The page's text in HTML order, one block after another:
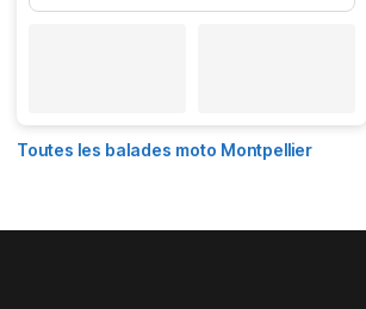
Toutes les balades moto Montpellier